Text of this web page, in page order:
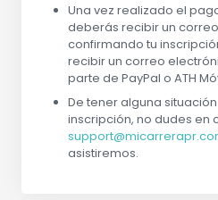
Una vez realizado el
deberás recibir un
confirmando tu
recibir un correo
parte de PayPal o ATH
De tener alguna
inscripción, no dudes en
asistiremos.